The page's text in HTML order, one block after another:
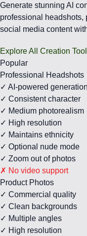
Generate stunning AI
professional headshots,
social media content
Explore All Creation
Popular
Professional Headshots
✓ AI-powered generation
✓ Consistent character
✓ Medium photorealism
✓ High resolution
✓ Maintains ethnicity
✓ Optional nude mode
✓ Zoom out of photos
✗ No video support
Product Photos
✓ Commercial quality
✓ Clean backgrounds
✓ Multiple angles
✓ High resolution